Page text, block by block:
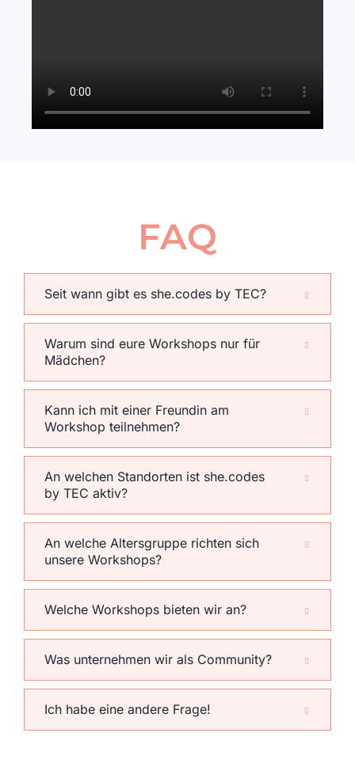
FAQ
Seit wann gibt es she.codes by TEC?
Warum sind eure Workshops nur für
Mädchen?
Kann ich mit einer Freundin am
Workshop teilnehmen?
An welchen Standorten ist she.codes
by TEC aktiv?
An welche Altersgruppe richten sich
unsere Workshops?
Welche Workshops bieten wir an?
Was unternehmen wir als Community?
Ich habe eine andere Frage!